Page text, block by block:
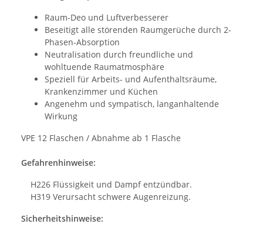
Raum-Deo und Luftverbesserer
Beseitigt alle störenden Raumgerüche durch 2-
Phasen-Absorption
Neutralisation durch freundliche und
wohltuende Raumatmosphäre
Speziell für Arbeits- und Aufenthaltsräume,
Krankenzimmer und Küchen
Angenehm und sympatisch, langanhaltende
Wirkung
VPE 12 Flaschen / Abnahme ab 1 Flasche
Gefahrenhinweise:
H226 Flüssigkeit und Dampf entzündbar.
H319 Verursacht schwere Augenreizung.
Sicherheitshinweise: